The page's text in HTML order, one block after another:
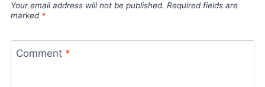
Your email address will not be published. Required fields are
marked *
Comment *